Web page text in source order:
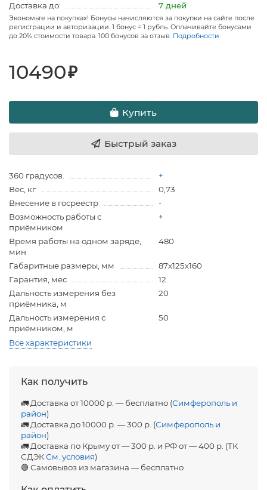
Доставка до:
7 дней
Экономьте на покупках! Бонусы начисляются за покупки на сайте после
регистрации и авторизации. 1 бонус = 1 рубль. Оплачивайте бонусами
до 20% стоимости товара. 100 бонусов за отзыв. Подробности
10490₽
Купить
Быстрый заказ
360 градусов.
+
Вес, кг
0,73
Внесение в госреестр
-
Возможность работы с
приёмником
+
Время работы на одном заряде,
мин
480
Габаритные размеры, мм
87х125х160
Гарантия, мес
12
Дальность измерения без
приёмника, м
20
Дальность измерения с
приёмником, м
50
Все характеристики
Как получить
🚛 Доставка от 10000 р. — бесплатно (Симферополь и
район)
🚛 Доставка до 10000 р. — 300 р. (Симферополь и
район)
🚛 Доставка по Крыму от — 300 р. и РФ от — 400 р. (ТК
СДЭКСм. условия)
🟢 Самовывоз из магазина — бесплатно